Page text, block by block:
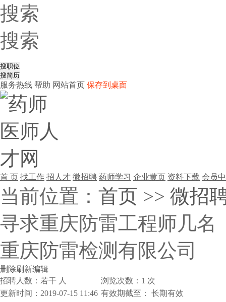
搜索
搜索
服务热线 帮助 网站首页 保存到桌面
首 页 找工作 招人才 微招聘 药师学习 企业黄页 资料下载 会员
当前位置： 首页 >> 微招
寻求重庆防雷工程师几名
重庆防雷检测有限公司
删除刷新编辑
招聘人数：若干 人
浏览次数： 1 次
更新时间：2019-07-15 11:46 有效期截至： 长期有效